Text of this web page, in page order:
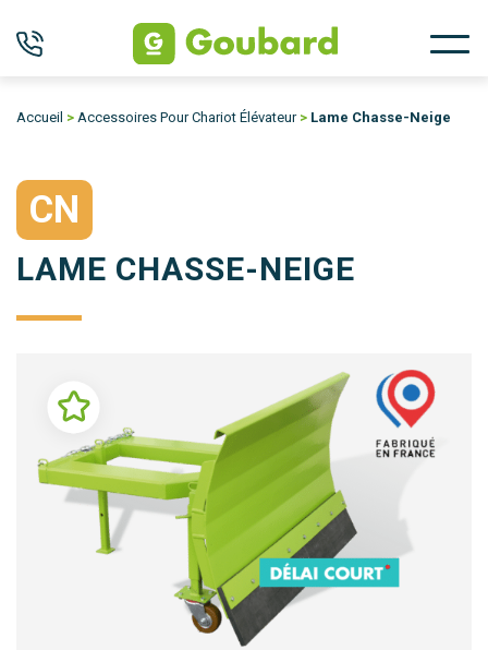
Accueil > Accessoires Pour Chariot Élévateur> Lame Chasse-Neige
CN
LAME CHASSE-NEIGE